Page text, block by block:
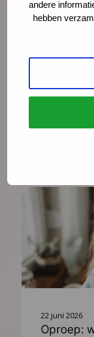
andere
hebben
nieuwe
plaats in
jouw
om
22 juni 2026
Oproep: